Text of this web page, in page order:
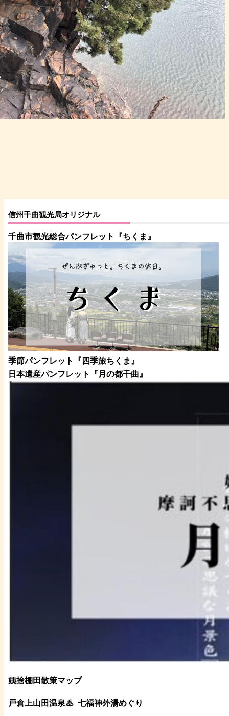
信州千曲観光局オリジナル
千曲市観光総合パンフレット 『ちくま 』
季節パンフレット『四季旅ちくま』
日本遺産パンフレット
『月の都千曲 』
姨捨棚田散策マップ
戸倉上山田温泉♨ 七福神外湯めぐり